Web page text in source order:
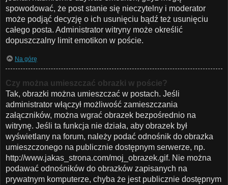
spowodować, że post stanie się nieczytelny i moderator
może podjąć decyzję o ich usunięciu bądź też usunięciu
całego posta. Administrator witryny może określić
dopuszczalny limit emotikon w poście.
Na górę
Czy można umieszczać obrazki w poście?
Tak, obrazki można umieszczać w postach. Jeśli
administrator włączył możliwość zamieszczania
załączników, można wgrać obrazek bezpośrednio na
witrynę. Jeśli ta funkcja nie działa, aby obrazek był
wyświetlany na forum, należy podać odnośnik do obrazka
umieszczonego na publicznie dostępnym serwerze, np.
http://www.jakas_strona.com/moj_obrazek.gif. Nie można
podawać odnośników do obrazków zapisanych na
prywatnym komputerze, chyba że jest publicznie dostępnym